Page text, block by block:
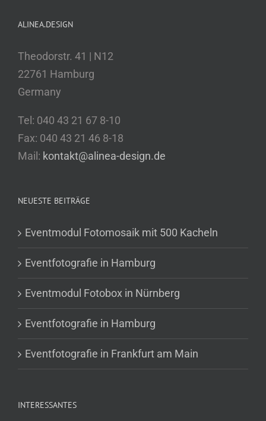
ALINEA.DESIGN
Theodorstr. 41 | N12
22761 Hamburg
Germany
Tel: 040 43 21 67 8-10
Fax: 040 43 21 46 8-18
Mail: kontakt@alinea-design.de
NEUESTE BEITRÄGE
Eventmodul Fotomosaik mit 500 Kacheln
Eventfotografie in Hamburg
Eventmodul Fotobox in Nürnberg
Eventfotografie in Hamburg
Eventfotografie in Frankfurt am Main
INTERESSANTES